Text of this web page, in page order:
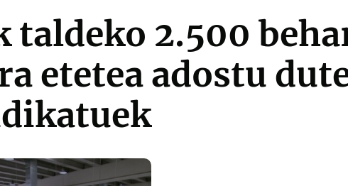
taldeko 2.500
etetea adostu